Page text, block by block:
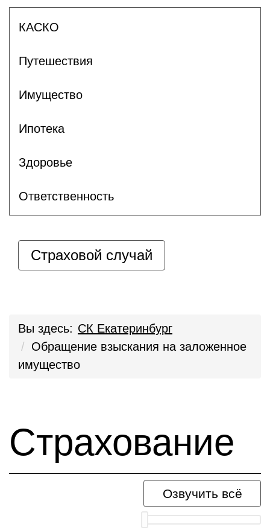
КАСКО
Путешествия
Имущество
Ипотека
Здоровье
Ответственность
Страховой случай
Вы здесь: СК Екатеринбург
Обращение взыскания на заложенное
имущество
Страхование
Озвучить всё